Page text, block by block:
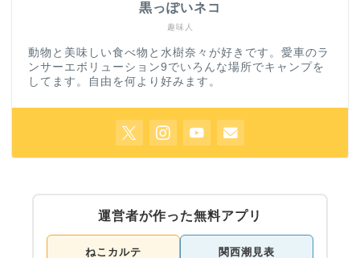
趣味人
黒っぽいネコ
動物と美味しい食べ物と水樹奈々が好きです。愛車のラ
ンサーエボリューション9でいろんな場所でキャンプを
してます。自由を何より好みます。
運営者が作った無料アプリ
ねこカルテ 関西潮見表